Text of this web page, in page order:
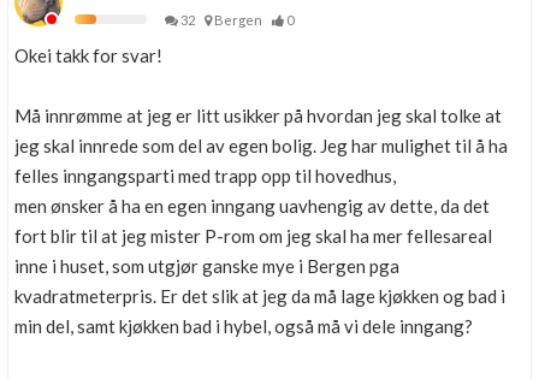
32 Bergen 0
Okei takk for svar!
Må innrømme at jeg er litt usikker på hvordan jeg skal tolke at
jeg skal innrede som del av egen bolig. Jeg har mulighet til å ha
felles inngangsparti med trapp opp til hovedhus,
men ønsker å ha en egen inngang uavhengig av dette, da det
fort blir til at jeg mister P-rom om jeg skal ha mer fellesareal
inne i huset, som utgjør ganske mye i Bergen pga
kvadratmeterpris. Er det slik at jeg da må lage kjøkken og bad i
min del, samt kjøkken bad i hybel, også må vi dele inngang?